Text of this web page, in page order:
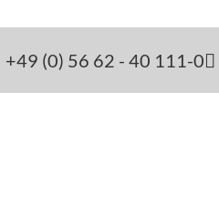
+49 (0) 56 62 - 40 111-0